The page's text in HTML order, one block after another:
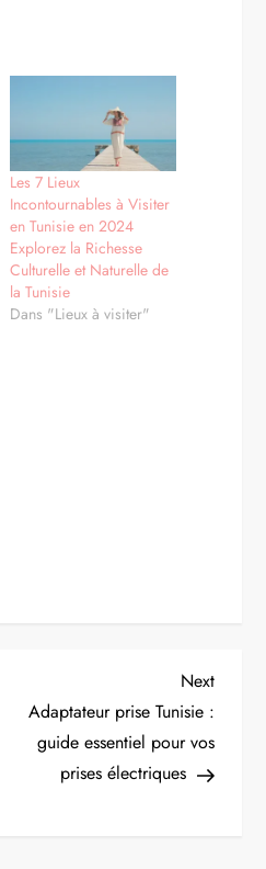
Les 7 Lieux
Incontournables à Visiter
en Tunisie en 2024
Explorez la Richesse
Culturelle et Naturelle de
la Tunisie
Dans "Lieux à visiter"
Next
Post
Next
Adaptateur prise Tunisie :
guide essentiel pour vos
prises électriques